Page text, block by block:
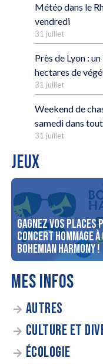
Météo dans le
vendredi
31 juillet
Près de Lyon :
hectares de
31 juillet
Weekend de
samedi dans
31 juillet
JEUX
Gagnez vos places
concert Hommage à
Bohemian Harmony !
MES INFOS
AUTRES
CULTURE ET
ÉCOLOGIE